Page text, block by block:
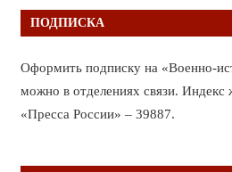
ПОДПИСКА
Оформить подписку на «Военно-
можно в отделениях связи. Индекс
«Пресса России» – 39887.